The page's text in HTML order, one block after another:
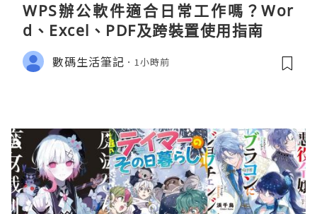
WPS辦公軟件適合日常工作嗎？Wor
d、Excel、PDF及跨裝置使用指南
數碼生活筆記 1小時前